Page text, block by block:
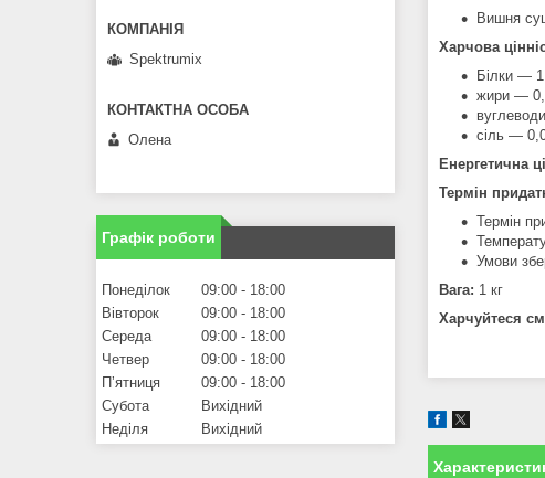
Вишня
Харчова
Білки —
жири —
сіль —
Енергетична
Термін
Термін
Умови
Вага: 1 кг
Харчуйтеся
Spektrumix
Олена
Графік роботи
Понеділок 09:00
18:00
Вівторок
09:00
18:00
Середа
09:00
18:00
Четвер
09:00
18:00
Пʼятниця
09:00
18:00
Субота
Вихідний
Неділя
Вихідний